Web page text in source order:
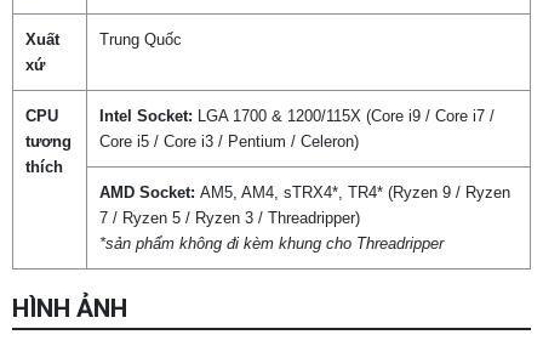
Xuất
xứ
Trung Quốc
CPU
tương
thích
Intel Socket: LGA 1700 & 1200/115X (Core i9 / Core i7 /
Core i5 / Core i3 / Pentium / Celeron)
AMD Socket: AM5, AM4, sTRX4*, TR4* (Ryzen 9 / Ryzen
7 / Ryzen 5 / Ryzen 3 / Threadripper)
*sản phẩm không đi kèm khung cho Threadripper
HÌNH ẢNH